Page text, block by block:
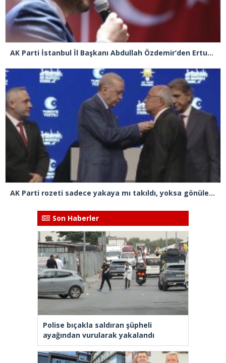
AK Parti İstanbul İl Başkanı Abdullah Özdemir’den Ertuğrul Özkök’e “Franco” tepkisi
AK Parti rozeti sadece yakaya mı takıldı, yoksa gönüle takılmadı mı?
Son Haberler
Polise bıçakla saldıran şüpheli
ayağından vurularak yakalandı